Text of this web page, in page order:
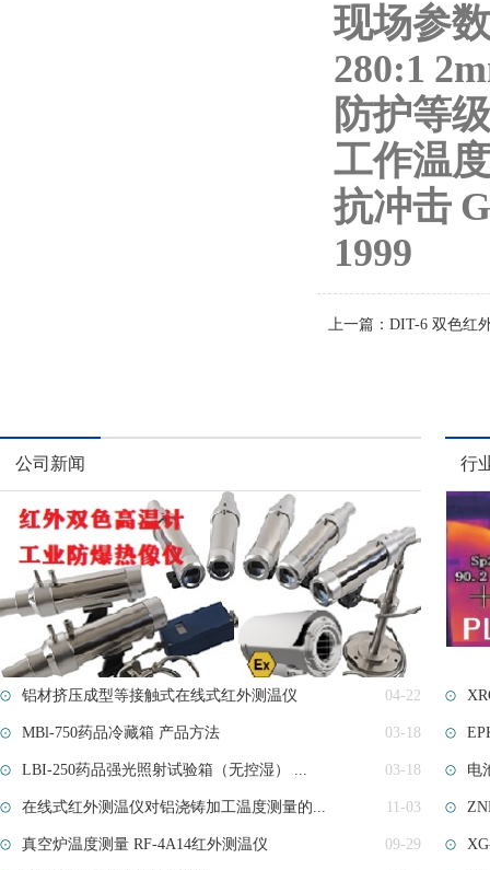
现场参数
280:1
防护等
工作温
抗冲击
1999
上一篇： DIT-6 双色红
公司新闻
铝材挤压成型等接触式在线式红外测温仪 04-22
MBl-750药品冷藏箱 产品方法 03-18
LBI-250药品强光照射试验箱（无控湿） ... 03-18
在线式红外测温仪对铝浇铸加工温度测量的... 11-03
真空炉温度测量 RF-4A14红外测温仪 09-29
行
电